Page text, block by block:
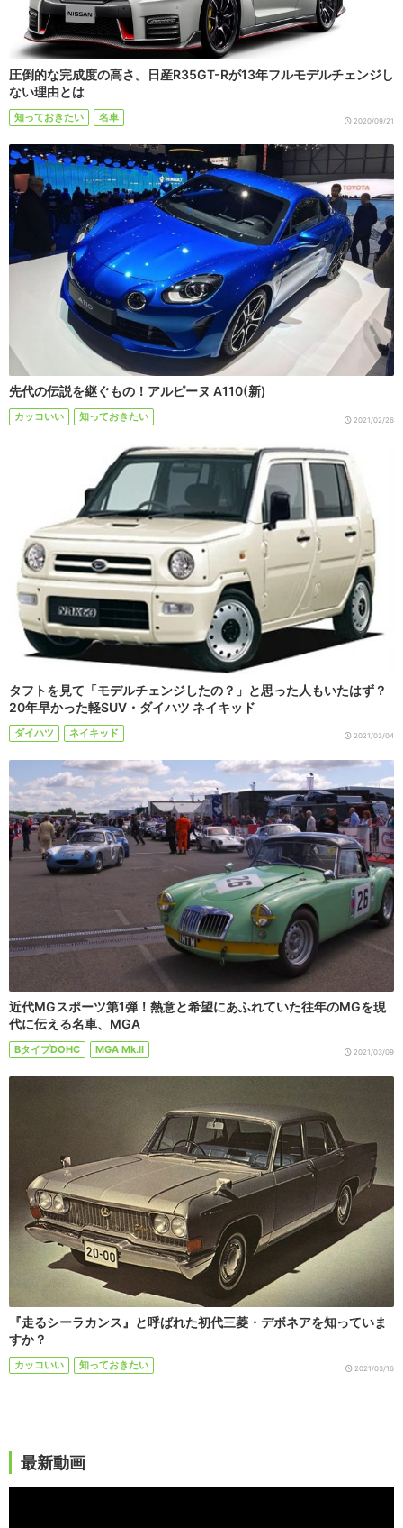
圧倒的な完成度の高さ。日産R35GT-Rが13年フルモデルチェンジし
ない理由とは
知っておきたい 名車 2020/09/21
先代の伝説を継ぐもの！アルピーヌ A110(新)
カッコいい 知っておきたい 2021/02/26
タフトを見て「モデルチェンジしたの？」と思った人もいたはず？
20年早かった軽SUV・ダイハツ ネイキッド
ダイハツ ネイキッド 2021/03/04
近代MGスポーツ第1弾！熱意と希望にあふれていた往年のMGを現
代に伝える名車、MGA
BタイプDOHC MGA Mk.II 2021/03/09
『走るシーラカンス』と呼ばれた初代三菱・デボネアを知っていま
すか？
カッコいい 知っておきたい 2021/03/16
最新動画